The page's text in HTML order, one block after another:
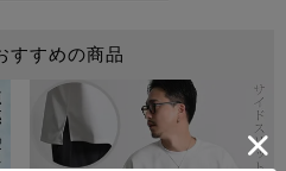
すすめの商品